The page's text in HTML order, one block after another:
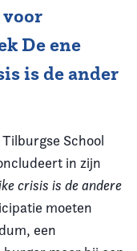
De ene
is de ander
School
in zijn
crisis is de andere
moeten
een